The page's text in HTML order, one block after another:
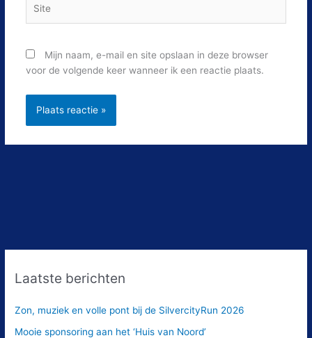
Mijn naam, e-mail en site opslaan in deze browser
voor de volgende keer wanneer ik een reactie plaats.
Laatste berichten
Zon, muziek en volle pont bij de SilvercityRun 2026
Mooie sponsoring aan het ‘Huis van Noord’